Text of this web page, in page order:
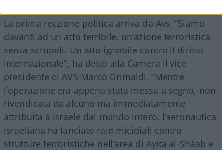
La prima reazione politica arriva da Avs. “Siamo
davanti ad un atto terribile, un’azione terroristica
senza scrupoli. Un atto ignobile contro il diritto
internazionale”, ha detto alla Camera il vice
presidente di AVS Marco Grimaldi. “Mentre
l’operazione era appena stata messa a segno, non
rivendicata da alcuno ma immediatamente
attribuita a Israele dal mondo intero, l’aeronautica
israeliana ha lanciato raid micidiali contro
strutture terroristiche nell’area di Ayita al-Shàab e